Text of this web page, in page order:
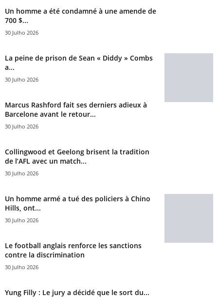
Un homme a été condamné à une amende de
700 $...
30 Julho 2026
La peine de prison de Sean « Diddy » Combs
a...
30 Julho 2026
Marcus Rashford fait ses derniers adieux à
Barcelone avant le retour...
30 Julho 2026
Collingwood et Geelong brisent la tradition
de l’AFL avec un match...
30 Julho 2026
Un homme armé a tué des policiers à Chino
Hills, ont...
30 Julho 2026
Le football anglais renforce les sanctions
contre la discrimination
30 Julho 2026
Yung Filly : Le jury a décidé que le sort du...